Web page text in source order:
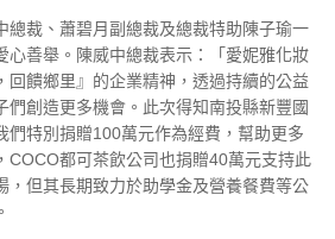
總裁、蕭碧月副總裁及總裁特助陳子瑜一
心善舉。陳威中總裁表示：「愛妮雅化妝
回饋鄉里』的企業精神，透過持續的公益
們創造更多機會。此次得知南投縣新豐國
們特別捐贈100萬元作為經費，幫助更多
COCO都可茶飲公司也捐贈40萬元支持此
，但其長期致力於助學金及營養餐費等公